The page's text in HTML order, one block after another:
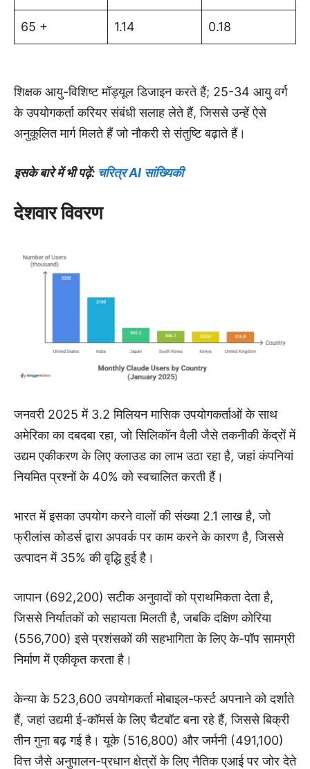
65 + 1.14 0.18
शिक्षक आयु-विशिष्ट मॉड्यूल डिजाइन करते हैं; 25-34 आयु वर्ग
के उपयोगकर्ता करियर संबंधी सलाह लेते हैं, जिससे उन्हें ऐसे
अनुकूलित मार्ग मिलते हैं जो नौकरी से संतुष्टि बढ़ाते हैं।
इसके बारे में भी पढ़ें: चरित्र AI सांख्यिकी
देशवार विवरण
जनवरी 2025 में 3.2 मिलियन मासिक उपयोगकर्ताओं के साथ
अमेरिका का दबदबा रहा, जो सिलिकॉन वैली जैसे तकनीकी केंद्रों में
उद्यम एकीकरण के लिए क्लाउड का लाभ उठा रहा है, जहां कंपनियां
नियमित प्रश्नों के 40% को स्वचालित करती हैं।
भारत में इसका उपयोग करने वालों की संख्या 2.1 लाख है, जो
फ्रीलांस कोडर्स द्वारा अपवर्क पर काम करने के कारण है, जिससे
उत्पादन में 35% की वृद्धि हुई है।
जापान (692,200) सटीक अनुवादों को प्राथमिकता देता है,
जिससे निर्यातकों को सहायता मिलती है, जबकि दक्षिण कोरिया
(556,700) इसे प्रशंसकों की सहभागिता के लिए के-पॉप सामग्री
निर्माण में एकीकृत करता है।
केन्या के 523,600 उपयोगकर्ता मोबाइल-फर्स्ट अपनाने को दर्शाते
हैं, जहां उद्यमी ई-कॉमर्स के लिए चैटबॉट बना रहे हैं, जिससे बिक्री
तीन गुना बढ़ गई है। यूके (516,800) और जर्मनी (491,100)
वित्त जैसे अनुपालन-प्रधान क्षेत्रों के लिए नैतिक एआई पर जोर देते